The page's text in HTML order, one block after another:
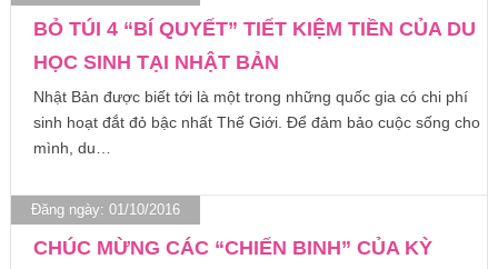
BỎ TÚI 4 “BÍ QUYẾT” TIẾT KIỆM TIỀN CỦA DU
HỌC SINH TẠI NHẬT BẢN
Nhật Bản được biết tới là một trong những quốc gia có chi phí
sinh hoạt đắt đỏ bậc nhất Thế Giới. Để đảm bảo cuộc sống cho
mình, du…
Đăng ngày: 01/10/2016
CHÚC MỪNG CÁC “CHIẾN BINH” CỦA KỲ